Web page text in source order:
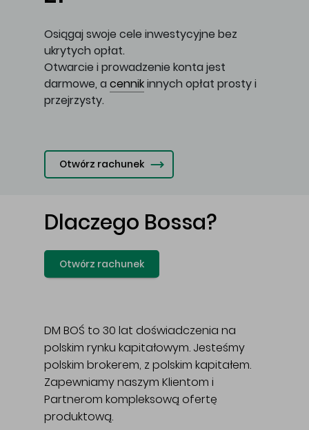
Osiągaj swoje cele inwestycyjne bez
ukrytych opłat.
Otwarcie i prowadzenie konta jest
darmowe, a cennikinnych opłat prosty i
przejrzysty.
Otwórz rachunek
Dlaczego Bossa?
Otwórz rachunek
DM BOŚ to 30 lat doświadczenia na
polskim rynku kapitałowym. Jesteśmy
polskim brokerem, z polskim kapitałem.
Zapewniamy naszym Klientom i
Partnerom kompleksową ofertę
produktową.